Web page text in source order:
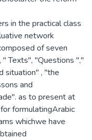
in the practical class
network
of seven
Texts", "Questions ","
situation" , "the
and
as to present at
formulatingArabic
whichwe have